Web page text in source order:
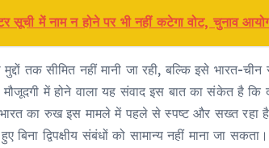
में नाम न होने पर भी नहीं कटेगा वोट, चुनाव
तक सीमित नहीं मानी जा रही, बल्कि इसे भारत-चीन
में होने वाला यह संवाद इस बात का संकेत है कि
का रुख इस मामले में पहले से स्पष्ट और सख्त रहा
बिना द्विपक्षीय संबंधों को सामान्य नहीं माना जा सकता।